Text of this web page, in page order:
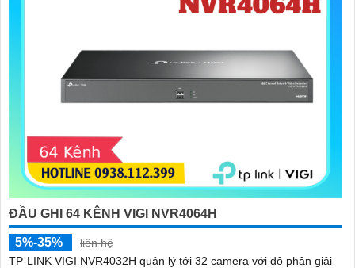
ĐẦU GHI 64 KÊNH VIGI NVR4064H
5%-35%
liên hệ
TP-LINK VIGI NVR4032H quản lý tới 32 camera với độ phân giải